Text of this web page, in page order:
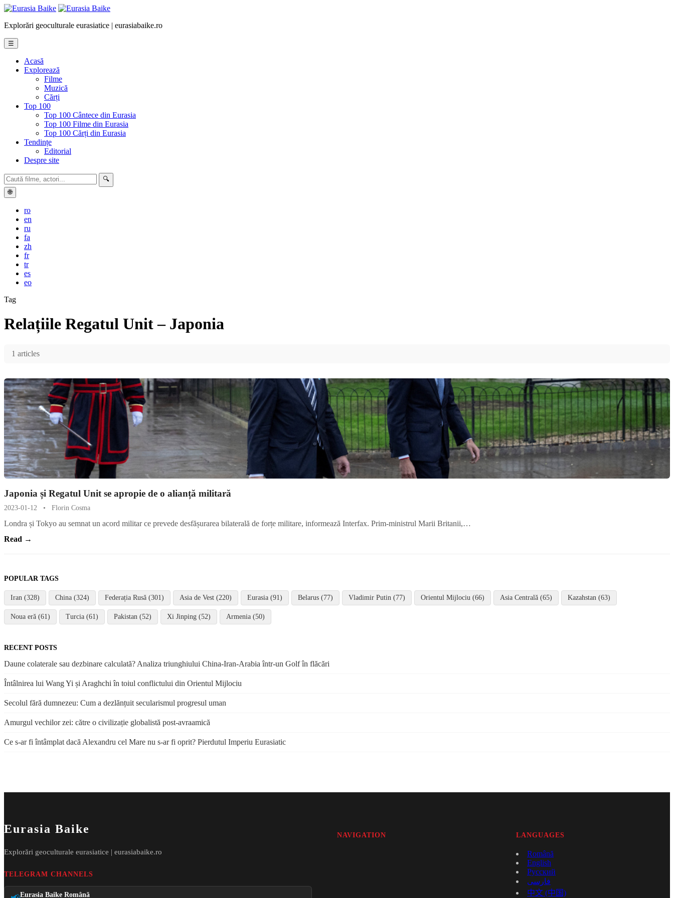
Explorări geoculturale eurasiatice | eurasiabaike.ro
☰
Acasă
Explorează
Filme
Muzică
Cărți
Top 100
Top 100 Cântece din Eurasia
Top 100 Filme din Eurasia
Top 100 Cărți din Eurasia
Tendințe
Editorial
Despre site
🔍
🌐
ro
en
ru
fa
zh
fr
tr
es
eo
Tag
Relațiile Regatul Unit – Japonia
1 articles
Japonia și Regatul Unit se apropie de o alianță militară
2023-01-12 • Florin Cosma
Londra și Tokyo au semnat un acord militar ce prevede desfășurarea bilaterală de forțe militare, informează Interfax. Prim-ministrul Marii Britanii,…
Read →
POPULAR TAGS
Iran (328) China (324) Federația Rusă (301) Asia de Vest (220) Eurasia (91) Belarus (77) Vladimir Putin (77) Orientul Mijlociu (66) Asia Centrală (65) Kazahstan (63)
Noua eră (61) Turcia (61) Pakistan (52) Xi Jinping (52) Armenia (50)
RECENT POSTS
Daune colaterale sau dezbinare calculată? Analiza triunghiului China-Iran-Arabia într-un Golf în flăcări
Întâlnirea lui Wang Yi și Araghchi în toiul conflictului din Orientul Mijlociu
Secolul fără dumnezeu: Cum a dezlănțuit secularismul progresul uman
Amurgul vechilor zei: către o civilizație globalistă post-avraamică
Ce s-ar fi întâmplat dacă Alexandru cel Mare nu s-ar fi oprit? Pierdutul Imperiu Eurasiatic
Eurasia Baike
Explorări geoculturale eurasiatice | eurasiabaike.ro
TELEGRAM CHANNELS
Eurasia Baike Română
NAVIGATION LANGUAGES
Română
English
Русский
فارسی
中文 (中国)